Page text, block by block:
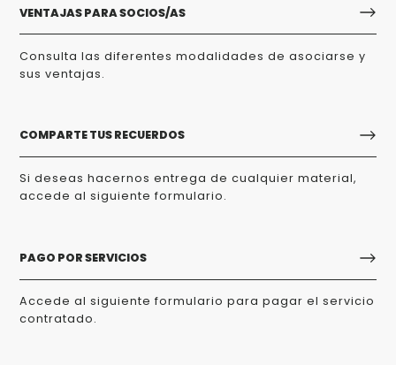
VENTAJAS PARA SOCIOS/AS
Consulta las diferentes modalidades de asociarse y
sus ventajas.
COMPARTE TUS RECUERDOS
Si deseas hacernos entrega de cualquier material,
accede al siguiente formulario.
PAGO POR SERVICIOS
Accede al siguiente formulario para pagar el servicio
contratado.